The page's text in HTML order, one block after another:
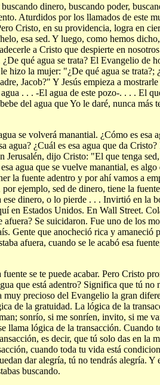
dinero, buscando poder,
Aturdidos por los llamados de este
Cristo, en su providencia, logra en
esa sed. Y luego, como hemos
a Cristo que despierte en
¿De qué agua se trata? El Evangelio de
hizo la mujer: "¿De qué agua se trata?;
Jacob?" Y Jesús empieza a
. . . -El agua de este pozo-. . . . El
del agua que Yo le daré, nunca más
se volverá manantial. ¿Cómo es esa
agua? ¿Cuál es esa agua que da
Jerusalén, dijo Cristo: "El que tenga
agua que se vuelve manantial, es
la fuente adentro y por ahí vamos a
por ejemplo, sed de dinero, tiene la
ese dinero, o lo pierde . . . Invirtió en la
en Estados Unidos. En Wall Street.
Se suicidaron. Fue uno de los
Gente que anocheció rica y amaneció
afuera, cuando se le acabó esa
se te puede acabar. Pero Cristo
que está adentro? Significa que tú no
muy precioso del Evangelio la gran
de la gratuidad. La lógica de la
sonrío, si me sonríen, invito, si me
llama lógica de la transacción. Cuando
es decir, que tú solo das en la
cuando toda tu vida está
dar alegría, tú no tendrás alegría. Y
buscando.